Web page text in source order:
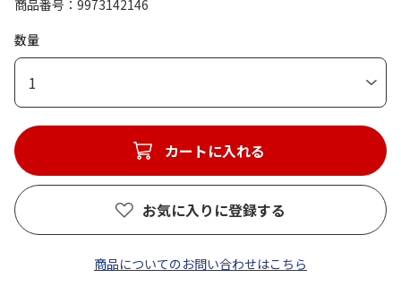
商品番号
9973142146
数量
1
カートに入れる
お気に入りに登録する
商品についてのお問い合わせはこちら